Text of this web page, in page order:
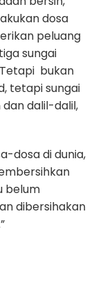
dosa
peluang
sungai
bukan
tetapi sungai
dalil-dalil,
dosa di dunia,
belum
dibersihakan